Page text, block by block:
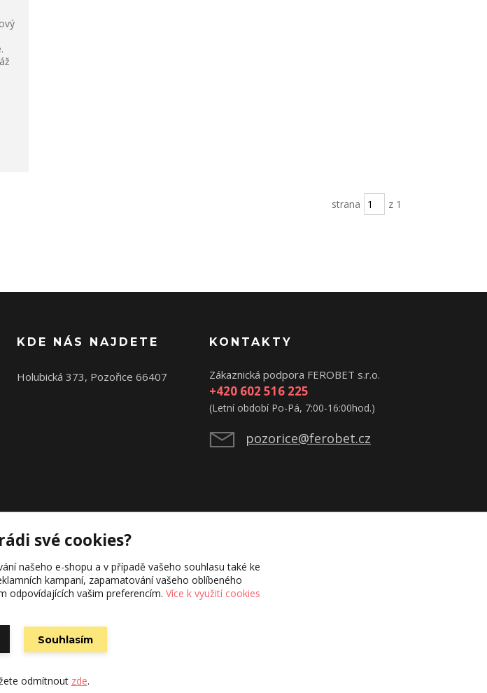
strana z 1
KDE NÁS NAJDETE
Holubická 373, Pozořice 66407
KONTAKTY
Zákaznická podpora FEROBET s.r.o.
+420 602 516 225
(Letní období Po-Pá, 7:00-16:00hod.)
pozorice@ferobet.cz
své cookies?
našeho e-shopu a v případě vašeho souhlasu také ke
kampaní, zapamatování vašeho oblíbeného
odpovídajících vašim preferencím. Více k využití cookies
Souhlasím
odmítnout zde.